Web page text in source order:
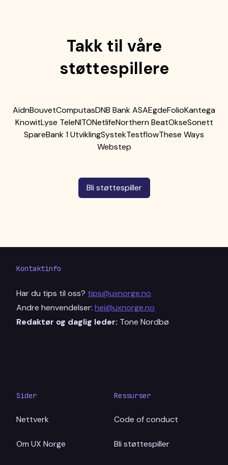
Takk til våre
støttespillere
AidnBouvetComputasDNB Bank ASAEgdeFolioKantega
KnowitLyse TeleNITONetlifeNorthern BeatOkseSonett
SpareBank 1 UtviklingSystekTestflowThese Ways
Webstep
Bli støttespiller
Kontaktinfo
Har du tips til oss? tips@uxnorge.no
Andre henvendelser: hei@uxnorge.no
Redaktør og daglig leder: Tone Nordbø
Sider
Nettverk
Om UX Norge
Ressurser
Code of conduct
Bli støttespiller